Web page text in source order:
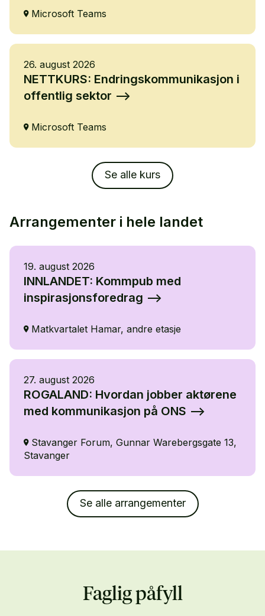
Microsoft Teams
26. august 2026
NETTKURS: Endringskommunikasjon i
offentlig sektor
Microsoft Teams
Se alle kurs
Arrangementer i hele landet
19. august 2026
INNLANDET: Kommpub med
inspirasjonsforedrag
Matkvartalet Hamar, andre etasje
27. august 2026
ROGALAND: Hvordan jobber aktørene
med kommunikasjon på ONS
Stavanger Forum, Gunnar Warebergsgate 13,
Stavanger
Se alle arrangementer
Faglig påfyll